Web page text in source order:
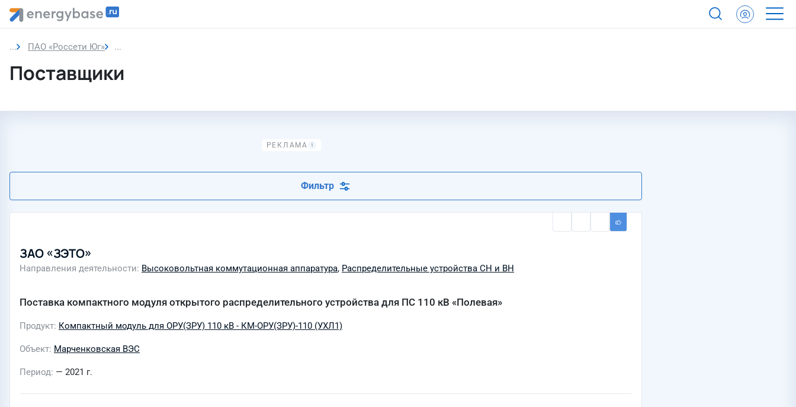
ПАО «Россети Юг» Поставщики
Поставщики
Фильтр
ЗАО «ЗЭТО»
Направления деятельности Высоковольтная коммутационная аппаратура, Распределительные устройства СН и ВН
Поставка компактного модуля открытого распределительного устройства для ПС 110 кВ «Полевая»
Продукт Компактный модуль для ОРУ(ЗРУ) 110 кВ - КМ-ОРУ(ЗРУ)-110 (УХЛ1)
Объект Марченковская ВЭС
Период — 2021 г.